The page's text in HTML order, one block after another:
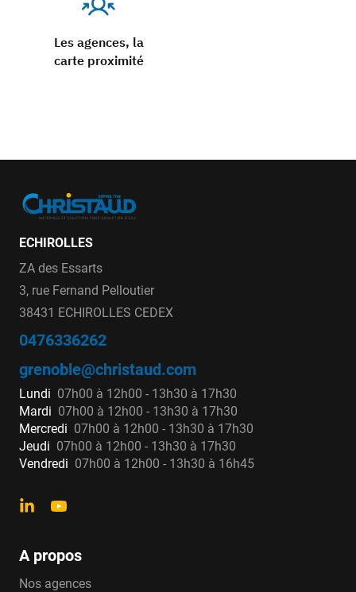
Les agences, la
carte proximité
ECHIROLLES
ZA des Essarts
3, rue Fernand Pelloutier
38431 ECHIROLLES CEDEX
0476336262
grenoble@christaud.com
Lundi 07h00 à 12h00 - 13h30 à 17h30
Mardi 07h00 à 12h00 - 13h30 à 17h30
Mercredi 07h00 à 12h00 - 13h30 à 17h30
Jeudi 07h00 à 12h00 - 13h30 à 17h30
Vendredi 07h00 à 12h00 - 13h30 à 16h45
A propos
Nos agences